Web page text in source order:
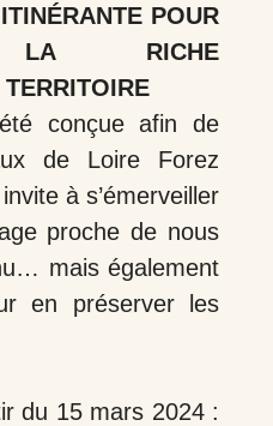
POUR
LA RICHE
conçue afin de
de Loire Forez
à s’émerveiller
proche de nous
mais également
en préserver les
du 15 mars 2024 :